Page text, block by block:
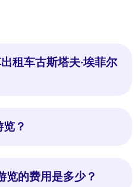
租车古斯塔夫·埃菲尔
？
览的费用是多少？